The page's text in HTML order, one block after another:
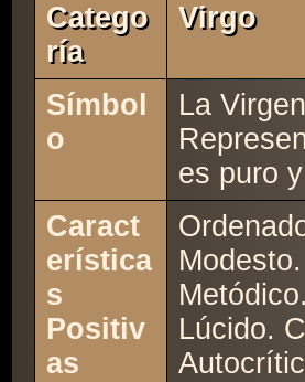
Catego
Ría
Virgo
Símbol
o
La
es puro
Caract
erística
s
Positiv
as
Lúcido.